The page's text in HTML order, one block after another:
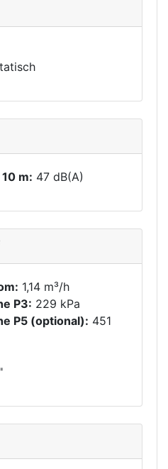
m: 47 dB(A)
1,14 m³/h
P3: 229 kPa
P5 (optional): 451